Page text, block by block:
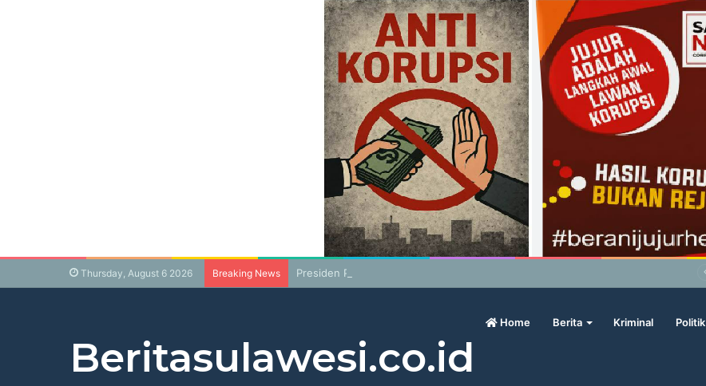
Thursday, August 6 2026 Breaking News Presiden Prabowo Geram Sama Pengamat, Menilai Harga Beras Terlalu Mahal
Beritasulawesi.co.id
Home Berita Kriminal Politik